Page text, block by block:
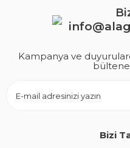
Kampanya ve
bültene
Bizi